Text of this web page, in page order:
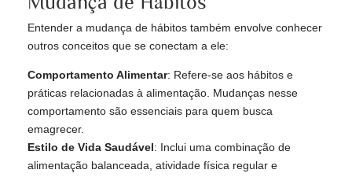
Entender a mudança de hábitos também envolve conhecer
outros conceitos que se conectam a ele:
Comportamento Alimentar: Refere-se aos hábitos e
práticas relacionadas à alimentação. Mudanças nesse
comportamento são essenciais para quem busca
emagrecer.
Estilo de Vida Saudável: Inclui uma combinação de
alimentação balanceada, atividade física regular e